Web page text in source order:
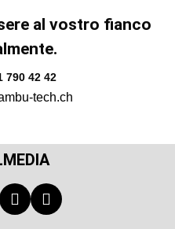
al vostro fianco
790 42 42
tech.ch